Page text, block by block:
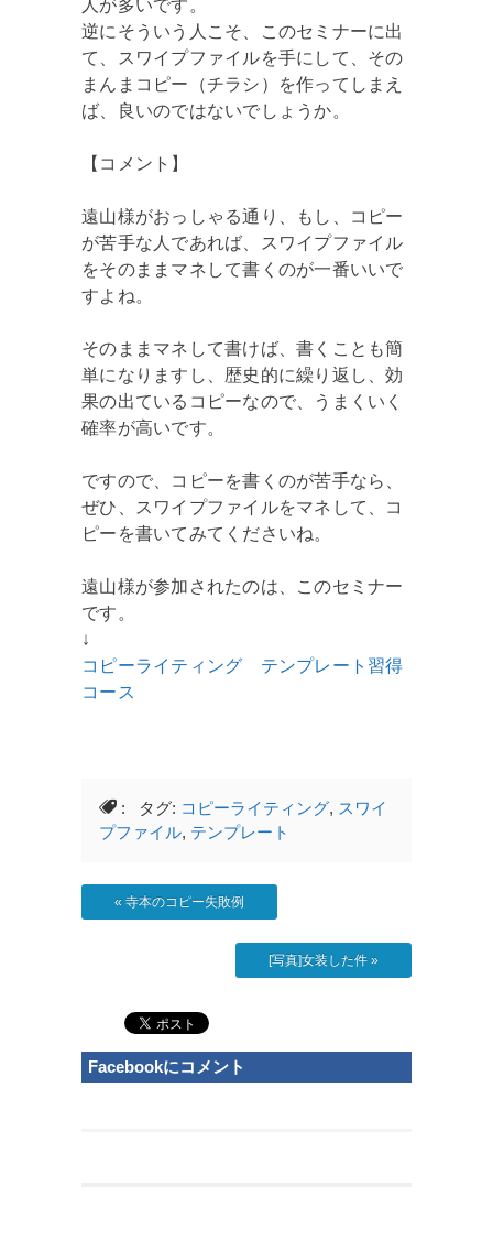
人が多いです。
逆にそういう人こそ、このセミナーに出
て、スワイプファイルを手にして、その
まんまコピー（チラシ）を作ってしまえ
ば、良いのではないでしょうか。
【コメント】
遠山様がおっしゃる通り、もし、コピー
が苦手な人であれば、スワイプファイル
をそのままマネして書くのが一番いいで
すよね。
そのままマネして書けば、書くことも簡
単になりますし、歴史的に繰り返し、効
果の出ているコピーなので、うまくいく
確率が高いです。
ですので、コピーを書くのが苦手なら、
ぜひ、スワイプファイルをマネして、コ
ピーを書いてみてくださいね。
遠山様が参加されたのは、このセミナー
です。
↓
コピーライティング テンプレート習得
コース
: タグ: コピーライティング, スワイ
プファイル, テンプレート
« 寺本のコピー失敗例
[写真]女装した件 »
Facebookにコメント